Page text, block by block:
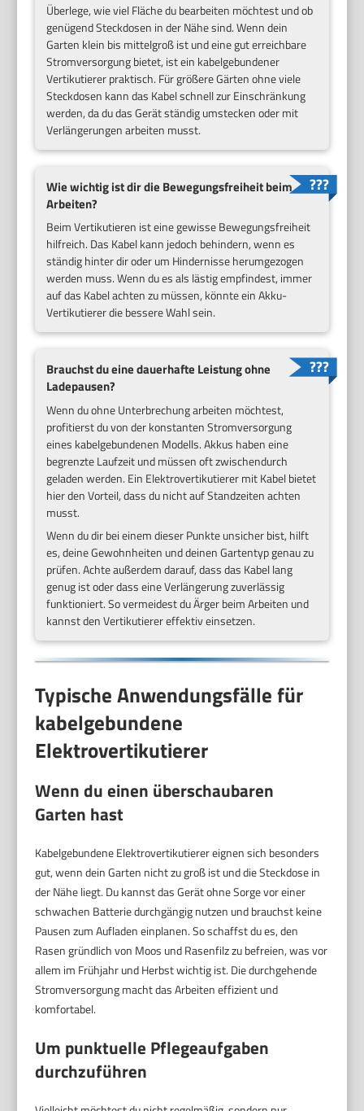
Überlege, wie viel Fläche du bearbeiten möchtest und ob
genügend Steckdosen in der Nähe sind. Wenn dein
Garten klein bis mittelgroß ist und eine gut erreichbare
Stromversorgung bietet, ist ein kabelgebundener
Vertikutierer praktisch. Für größere Gärten ohne viele
Steckdosen kann das Kabel schnell zur Einschränkung
werden, da du das Gerät ständig umstecken oder mit
Verlängerungen arbeiten musst.
Wie wichtig ist dir die Bewegungsfreiheit beim
Arbeiten?
Beim Vertikutieren ist eine gewisse Bewegungsfreiheit
hilfreich. Das Kabel kann jedoch behindern, wenn es
ständig hinter dir oder um Hindernisse herumgezogen
werden muss. Wenn du es als lästig empfindest, immer
auf das Kabel achten zu müssen, könnte ein Akku-
Vertikutierer die bessere Wahl sein.
Brauchst du eine dauerhafte Leistung ohne
Ladepausen?
Wenn du ohne Unterbrechung arbeiten möchtest,
profitierst du von der konstanten Stromversorgung
eines kabelgebundenen Modells. Akkus haben eine
begrenzte Laufzeit und müssen oft zwischendurch
geladen werden. Ein Elektrovertikutierer mit Kabel bietet
hier den Vorteil, dass du nicht auf Standzeiten achten
musst.
Wenn du dir bei einem dieser Punkte unsicher bist, hilft
es, deine Gewohnheiten und deinen Gartentyp genau zu
prüfen. Achte außerdem darauf, dass das Kabel lang
genug ist oder dass eine Verlängerung zuverlässig
funktioniert. So vermeidest du Ärger beim Arbeiten und
kannst den Vertikutierer effektiv einsetzen.
Typische Anwendungsfälle für
kabelgebundene
Elektrovertikutierer
Wenn du einen überschaubaren
Garten hast
Kabelgebundene Elektrovertikutierer eignen sich besonders
gut, wenn dein Garten nicht zu groß ist und die Steckdose in
der Nähe liegt. Du kannst das Gerät ohne Sorge vor einer
schwachen Batterie durchgängig nutzen und brauchst keine
Pausen zum Aufladen einplanen. So schaffst du es, den
Rasen gründlich von Moos und Rasenfilz zu befreien, was vor
allem im Frühjahr und Herbst wichtig ist. Die durchgehende
Stromversorgung macht das Arbeiten effizient und
komfortabel.
Um punktuelle Pflegeaufgaben
durchzuführen